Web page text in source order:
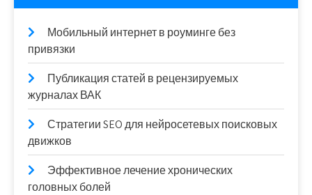
Мобильный интернет в роуминге без
привязки
Публикация статей в рецензируемых
журналах ВАК
Стратегии SEO для нейросетевых поисковых
движков
Эффективное лечение хронических
головных болей